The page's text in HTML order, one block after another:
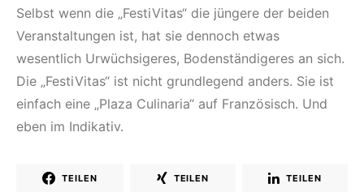
Selbst wenn die „FestiVitas“ die jüngere der beiden
Veranstaltungen ist, hat sie dennoch etwas
wesentlich Urwüchsigeres, Bodenständigeres an sich.
Die „FestiVitas“ ist nicht grundlegend anders. Sie ist
einfach eine „Plaza Culinaria“ auf Französisch. Und
eben im Indikativ.
TEILEN TEILEN TEILEN